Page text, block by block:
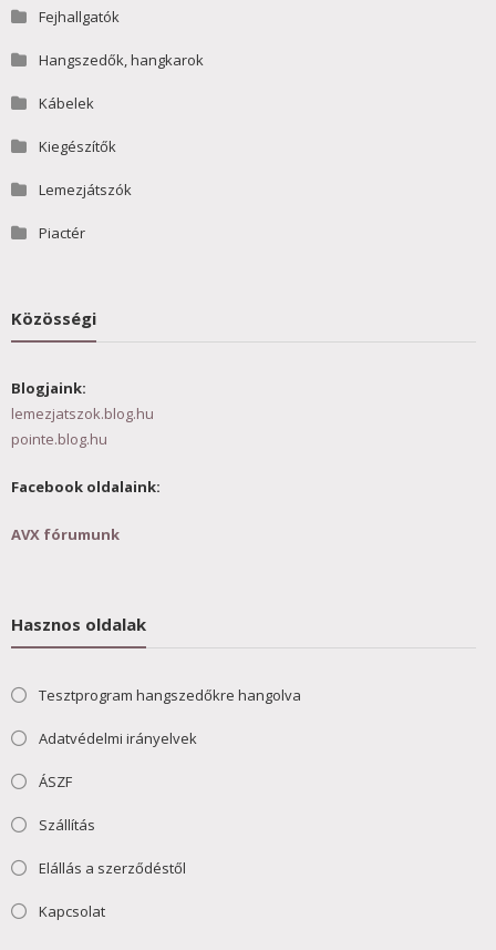
Fejhallgatók
Hangszedők, hangkarok
Kábelek
Kiegészítők
Lemezjátszók
Piactér
Közösségi
Blogjaink:
lemezjatszok.blog.hu
pointe.blog.hu
Facebook oldalaink:
AVX fórumunk
Hasznos oldalak
Tesztprogram hangszedőkre hangolva
Adatvédelmi irányelvek
ÁSZF
Szállítás
Elállás a szerződéstől
Kapcsolat